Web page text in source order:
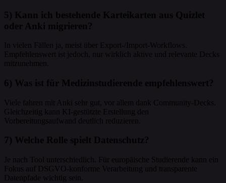
5) Kann ich bestehende Karteikarten aus Quizlet
oder Anki migrieren?
In vielen Fällen ja, meist über Export-/Import-Workflows.
Empfehlenswert ist jedoch, nur wirklich aktive und relevante Decks
mitzunehmen.
6) Was ist für Medizinstudierende empfehlenswert?
Viele fahren mit Anki sehr gut, vor allem dank Community-Decks.
Gleichzeitig kann KI-gestützte Erstellung den
Vorbereitungsaufwand deutlich reduzieren.
7) Welche Rolle spielt Datenschutz?
Je nach Tool unterschiedlich. Für europäische Studierende kann ein
Fokus auf DSGVO-konforme Verarbeitung und transparente
Datenpfade wichtig sein.